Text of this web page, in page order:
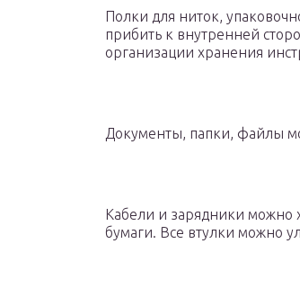
Полки для ниток,
прибить к внутренней
организации хранения
Документы, папки, файлы
Кабели и зарядники можно
бумаги. Все втулки можно